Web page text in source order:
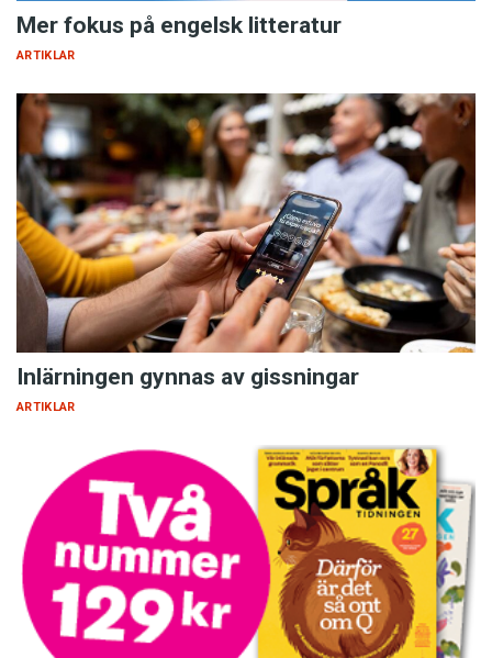
Mer fokus på engelsk litteratur
ARTIKLAR
Inlärningen gynnas av gissningar
ARTIKLAR